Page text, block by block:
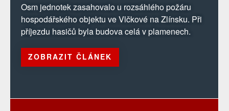
Osm jednotek zasahovalo u rozsáhlého požáru
hospodářského objektu ve Vlčkové na Zlínsku. Při
příjezdu hasičů byla budova celá v plamenech.
ZOBRAZIT ČLÁNEK